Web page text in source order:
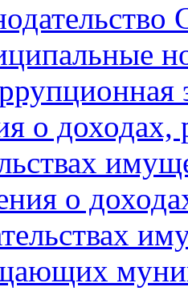
о доходах,
о